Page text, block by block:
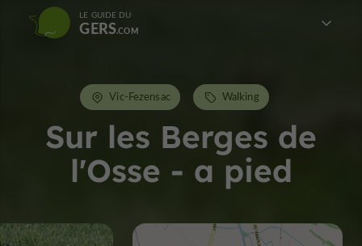
LE GUIDE DU
GERS
Sur les Berges de
l'Osse - a pied
Vic-Fezensac Walking